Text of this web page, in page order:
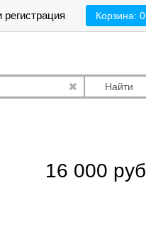
Корзина: 0
регистрация
Найти
16 000 руб.